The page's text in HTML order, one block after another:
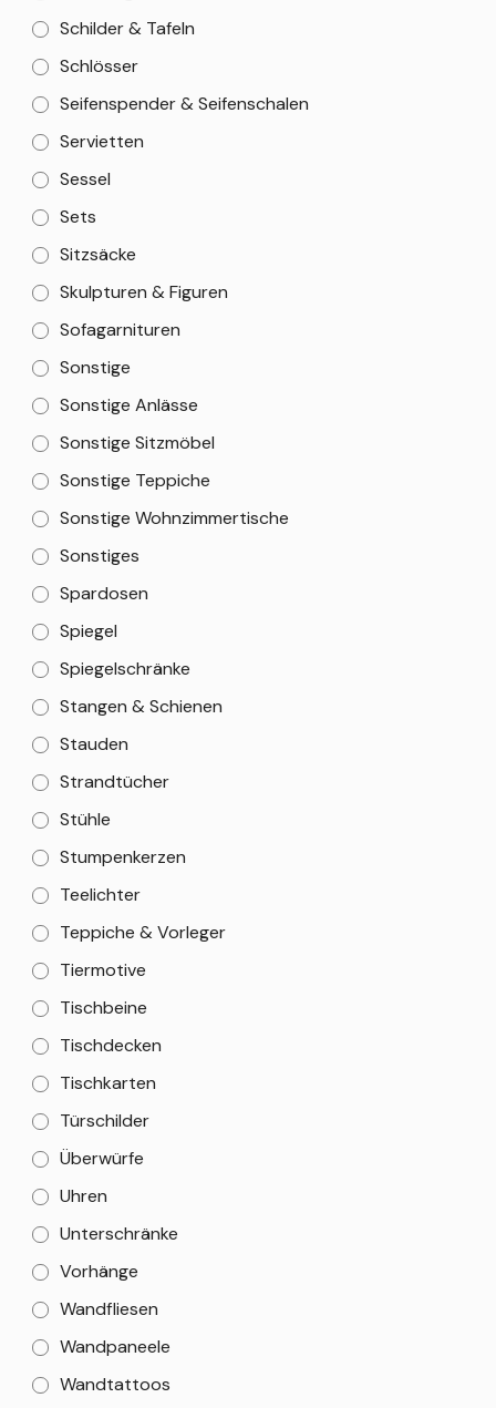
Schilder & Tafeln
Schlösser
Seifenspender & Seifenschalen
Servietten
Sessel
Sets
Sitzsäcke
Skulpturen & Figuren
Sofagarnituren
Sonstige
Sonstige Anlässe
Sonstige Sitzmöbel
Sonstige Teppiche
Sonstige Wohnzimmertische
Sonstiges
Spardosen
Spiegel
Spiegelschränke
Stangen & Schienen
Stauden
Strandtücher
Stühle
Stumpenkerzen
Teelichter
Teppiche & Vorleger
Tiermotive
Tischbeine
Tischdecken
Tischkarten
Türschilder
Überwürfe
Uhren
Unterschränke
Vorhänge
Wandfliesen
Wandpaneele
Wandtattoos